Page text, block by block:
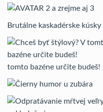
Brutálne kaskadérske
tomto bazéne určite budeš!